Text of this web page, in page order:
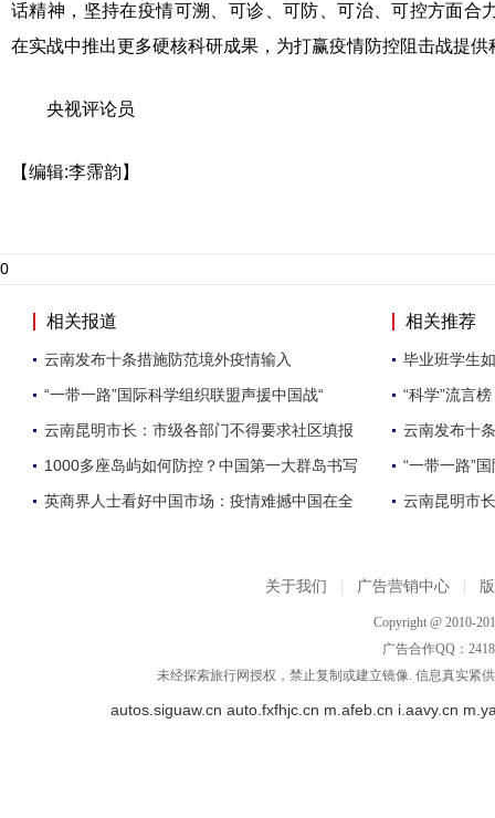
话精神，坚持在疫情可溯、可诊、可防、可治、可控方面合
在实战中推出更多硬核科研成果，为打赢疫情防控阻击战提供
央视评论员
【编辑:李霈韵】
0
相关报道
云南发布十条措施防范境外疫情输入
“一带一路”国际科学组织联盟声援中国战“
云南昆明市长：市级各部门不得要求社区填报
1000多座岛屿如何防控？中国第一大群岛书写
英商界人士看好中国市场：疫情难撼中国在全
相关推荐
毕业班学生
“科学”流言
云南发布十
“一带一路”
云南昆明市
关于我们 广告营销中心
Copyright @ 2010-
广告合作QQ：
未经探索旅行网授权，禁止复制或建立镜像. 信息真实紧
autos.siguaw.cn auto.fxfhjc.cn m.afeb.cn i.aavy.cn